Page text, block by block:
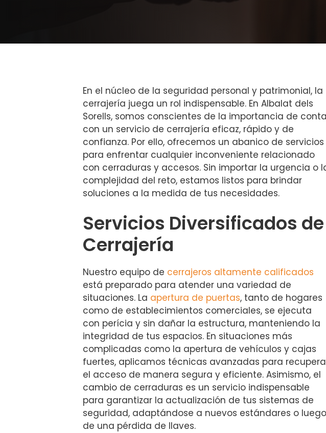
En el núcleo de la seguridad personal y patrimonial, la
cerrajería juega un rol indispensable. En Albalat dels
Sorells, somos conscientes de la importancia de
con un servicio de cerrajería eficaz, rápido y de
confianza. Por ello, ofrecemos un abanico de servicios
para enfrentar cualquier inconveniente relacionado
con cerraduras y accesos. Sin importar la urgencia o
complejidad del reto, estamos listos para brindar
soluciones a la medida de tus necesidades.
Servicios Diversificados de
Cerrajería
Nuestro equipo de cerrajeros altamente calificados
está preparado para atender una variedad de
situaciones. La apertura de puertas, tanto de hogares
como de establecimientos comerciales, se ejecuta
con perícia y sin dañar la estructura, manteniendo la
integridad de tus espacios. En situaciones más
complicadas como la apertura de vehículos y cajas
fuertes, aplicamos técnicas avanzadas para
el acceso de manera segura y eficiente. Asimismo, el
cambio de cerraduras es un servicio indispensable
para garantizar la actualización de tus sistemas de
seguridad, adaptándose a nuevos estándares o luego
de una pérdida de llaves.